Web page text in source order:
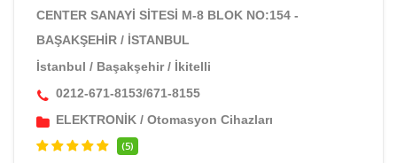
CENTER SANAYİ SİTESİ M-8 BLOK NO:154 -
BAŞAKŞEHİR / İSTANBUL
İstanbul / Başakşehir/ İkitelli
0212-671-8153/671-8155
ELEKTRONİK / Otomasyon Cihazları
(5)